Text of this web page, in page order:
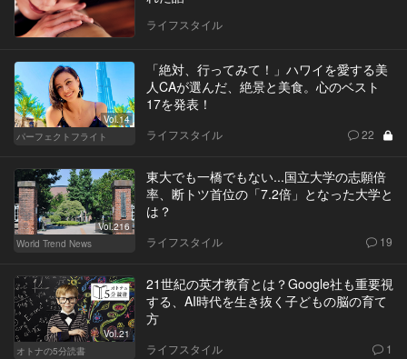
ライフスタイル
Vol.14
パーフェクトフライト
「絶対、行ってみて！」ハワイを愛する美
人CAが選んだ、絶景と美食。心のベスト
17を発表！
ライフスタイル 22
Vol.216
World Trend News
東大でも一橋でもない...国立大学の志願倍
率、断トツ首位の「7.2倍」となった大学と
は？
ライフスタイル 19
Vol.21
オトナの5分読書
21世紀の英才教育とは？Google社も重要視
する、AI時代を生き抜く子どもの脳の育て
方
ライフスタイル 1